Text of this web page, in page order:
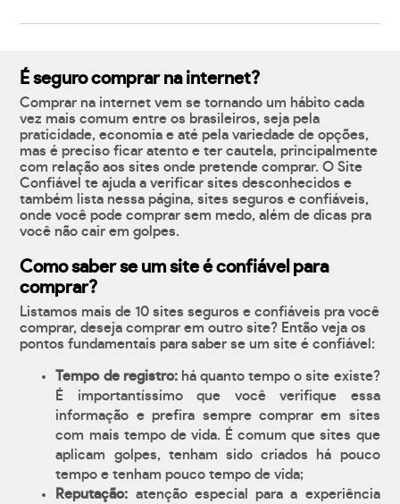
É seguro comprar na internet?
Comprar na internet vem se tornando um hábito cada
vez mais comum entre os brasileiros, seja pela
praticidade, economia e até pela variedade de opções,
mas é preciso ficar atento e ter cautela, principalmente
com relação aos sites onde pretende comprar. O Site
Confiável te ajuda a verificar sites desconhecidos e
também lista nessa página, sites seguros e confiáveis,
onde você pode comprar sem medo, além de dicas pra
você não cair em golpes.
Como saber se um site é confiável para
comprar?
Listamos mais de 10 sites seguros e confiáveis pra você
comprar, deseja comprar em outro site? Então veja os
pontos fundamentais para saber se um site é confiável:
Tempo de registro:há quanto tempo o site existe?
É importantíssimo que você verifique essa
informação e prefira sempre comprar em sites
com mais tempo de vida. É comum que sites que
aplicam golpes, tenham sido criados há pouco
tempo e tenham pouco tempo de vida;
Reputação: atenção especial para a experiência